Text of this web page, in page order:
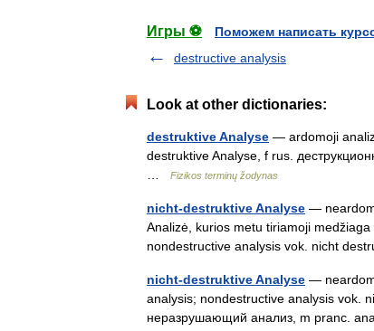
Игры ⚽
Поможем написать
destructive analysis
Look at other dictionaries:
destruktive Analyse — ardomoji
destruktive Analyse, f rus.
Fizikos terminų žodynas
nicht-destruktive Analyse —
Analizė, kurios metu tiriamoji
nondestructive analysis vok. nicht
nicht-destruktive Analyse —
analysis; nondestructive analysis vok.
неразрушающий анализ, m pranc.